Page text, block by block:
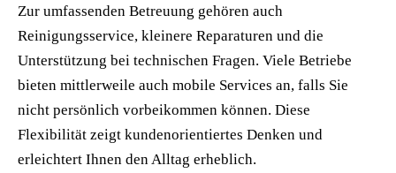
Zur umfassenden Betreuung gehören auch
Reinigungsservice, kleinere Reparaturen und die
Unterstützung bei technischen Fragen. Viele Betriebe
bieten mittlerweile auch mobile Services an, falls Sie
nicht persönlich vorbeikommen können. Diese
Flexibilität zeigt kundenorientiertes Denken und
erleichtert Ihnen den Alltag erheblich.